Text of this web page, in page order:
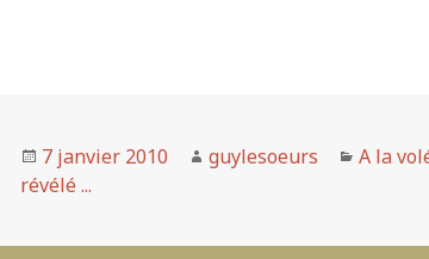
Publié
le
7 janvier 2010 Auteur
guylesoeurs
A la
révélé ...